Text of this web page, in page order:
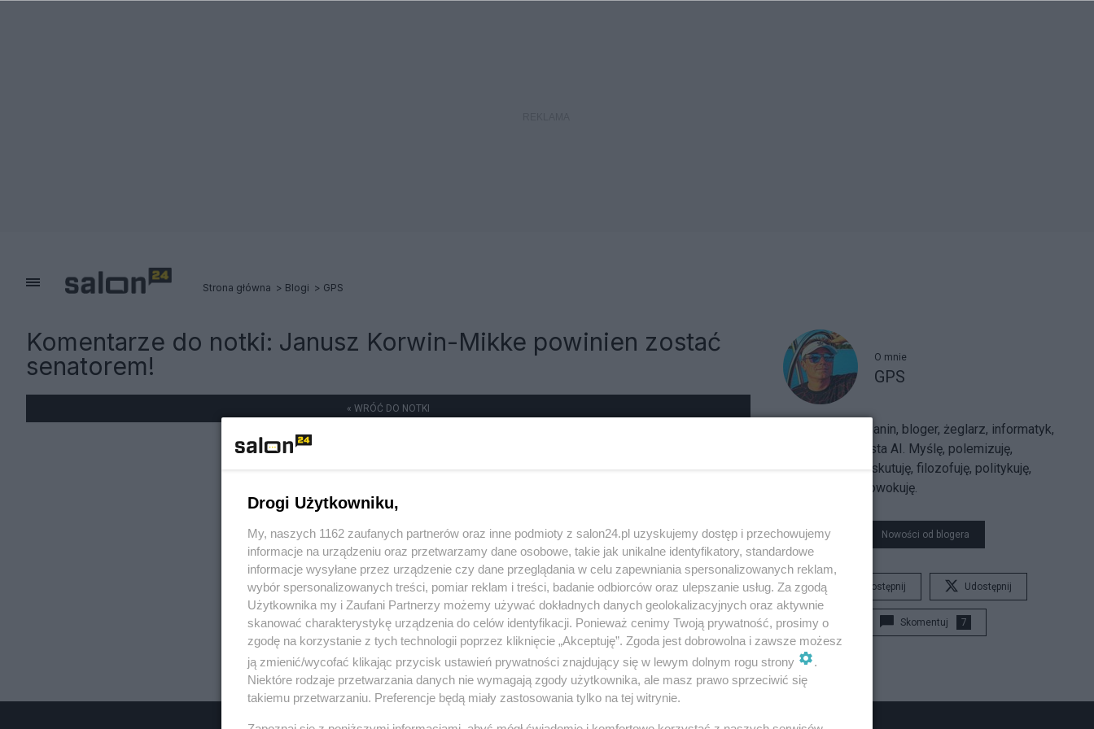
Strona główna Blogi GPS
Komentarze do notki: Janusz Korwin-Mikke powinien zostać
senatorem!
« WRÓĆ DO NOTKI
O mnie
GPS
Sarmatolibertarianin, bloger, żeglarz, informatyk,
trajkkarz, futurysta AI. Myślę, polemizuję,
argumentuję, dyskutuję, filozofuję, politykuję,
uzasadniam, prowokuję.
Nowości od blogera
Udostępnij Udostępnij
Skomentuj 7
Drogi Użytkowniku,
My, naszych 1162 zaufanych partnerów oraz inne podmioty z salon24.pl uzyskujemy dostęp i przechowujemy
informacje na urządzeniu oraz przetwarzamy dane osobowe, takie jak unikalne identyfikatory, standardowe
informacje wysyłane przez urządzenie czy dane przeglądania w celu zapewniania spersonalizowanych reklam,
wybór spersonalizowanych treści, pomiar reklam i treści, badanie odbiorców oraz ulepszanie usług. Za zgodą
Użytkownika my i Zaufani Partnerzy możemy używać dokładnych danych geolokalizacyjnych oraz aktywnie
skanować charakterystykę urządzenia do celów identyfikacji. Ponieważ cenimy Twoją prywatność, prosimy o
zgodę na korzystanie z tych technologii poprzez kliknięcie „Akceptuję”. Zgoda jest dobrowolna i zawsze możesz
ją zmienić/wycofać klikając przycisk ustawień prywatności znajdujący się w lewym dolnym rogu strony
.
Niektóre rodzaje przetwarzania danych nie wymagają zgody użytkownika, ale masz prawo sprzeciwić się
takiemu przetwarzaniu. Preferencje będą miały zastosowania tylko na tej witrynie.